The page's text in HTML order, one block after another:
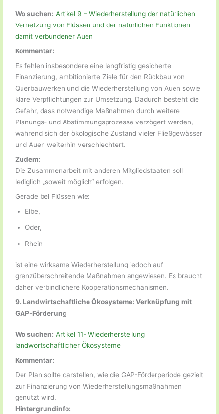
Wo suchen: Artikel 9 – Wiederherstellung der natürlichen
Vernetzung von Flüssen und der natürlichen Funktionen
damit verbundener Auen
Kommentar:
Es fehlen insbesondere eine langfristig gesicherte
Finanzierung, ambitionierte Ziele für den Rückbau von
Querbauwerken und die Wiederherstellung von Auen sowie
klare Verpflichtungen zur Umsetzung. Dadurch besteht die
Gefahr, dass notwendige Maßnahmen durch weitere
Planungs- und Abstimmungsprozesse verzögert werden,
während sich der ökologische Zustand vieler Fließgewässer
und Auen weiterhin verschlechtert.
Zudem:
Die Zusammenarbeit mit anderen Mitgliedstaaten soll
lediglich „soweit möglich“ erfolgen.
Gerade bei Flüssen wie:
Elbe,
Oder,
Rhein
ist eine wirksame Wiederherstellung jedoch auf
grenzüberschreitende Maßnahmen angewiesen. Es braucht
daher verbindlichere Kooperationsmechanismen.
9. Landwirtschaftliche Ökosysteme: Verknüpfung mit
GAP-Förderung
Wo suchen: Artikel 11- Wiederherstellung
landwortschaftlicher Ökosysteme
Kommentar:
Der Plan sollte darstellen, wie die GAP-Förderperiode gezielt
zur Finanzierung von Wiederherstellungsmaßnahmen
genutzt wird.
Hintergrundinfo: